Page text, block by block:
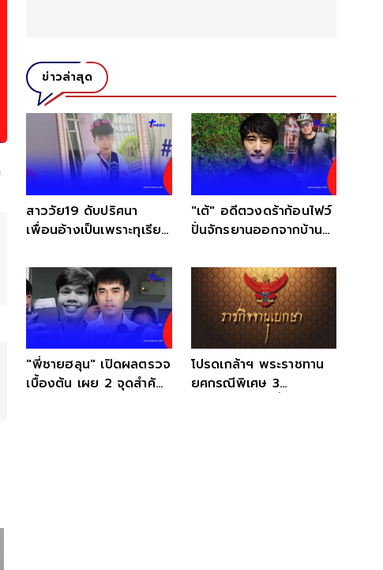
ข่าวล่าสุด
สาววัย19 ดับปริศนา
เพื่อนอ้างเป็นเพราะทุเรียน
"เต้" อดีตวงดร้าก้อนไฟว์
ปั่นจักรยานออกจากบ้าน
"พี่ชายฮลุน" เปิดผลตรวจ
เบื้องต้น เผย 2 จุดสำคัญ
โปรดเกล้าฯ พระราชทาน
ยศกรณีพิเศษ 3